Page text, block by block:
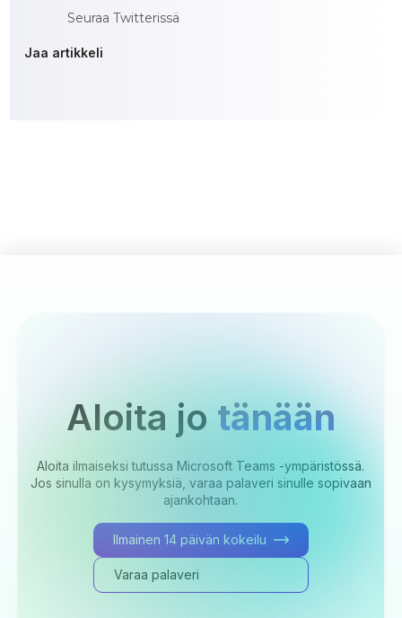
Seuraa Twitterissä
Jaa artikkeli
Aloita jo tänään
Aloita ilmaiseksi tutussa Microsoft Teams -ympäristössä.
Jos sinulla on kysymyksiä, varaa palaveri sinulle sopivaan
ajankohtaan.
Ilmainen 14 päivän kokeilu
Varaa palaveri